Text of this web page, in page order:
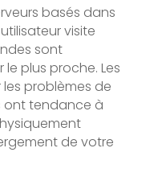
basés dans
visite
sont
plus proche. Les
problèmes de
ont tendance à
de votre